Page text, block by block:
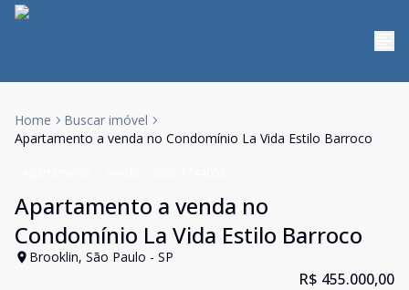
Home
Buscar imóvel
Apartamento a venda no Condomínio La Vida Estilo Barroco
Apartamento a venda no
Condomínio La Vida Estilo Barroco
Brooklin, São Paulo - SP
R$ 455.000,00